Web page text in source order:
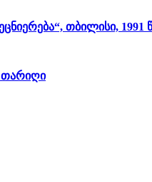
თბილისი, 1991
თარიღი